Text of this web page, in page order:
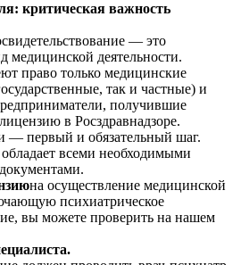
критическая важность
— это
медицинской деятельности.
право только медицинские
так и частные) и
получившие
в Росздравнадзоре.
— первый и обязательный шаг.
всеми необходимыми
на осуществление медицинской
психиатрическое
вы можете проверить на нашем